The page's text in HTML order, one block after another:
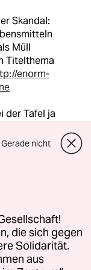
Skandal:
Müll
Titelthema
enorm-
der Tafel ja
noch vier
an
der
Tafel
Augen
Seite
denen
reicht.
Gerade nicht
die sich gegen
Solidarität.
aus